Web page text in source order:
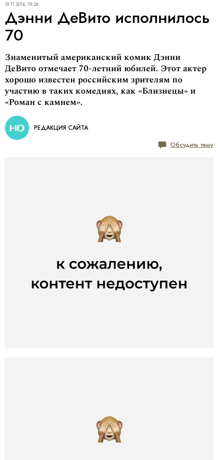
19.11.2014, 19:26
Дэнни ДеВито исполнилось
70
Знаменитый американский комик Дэнни
ДеВито отмечает 70-летний юбилей. Этот актер
хорошо известен российским зрителям по
участию в таких комедиях, как «Близнецы» и
«Роман с камнем».
РЕДАКЦИЯ САЙТА
Обсудить тему